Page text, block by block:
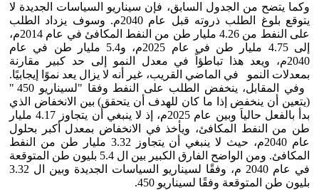
وكما يتضح من الجدول السابق، فإن سيناريو السياسات الجديدة لا
يتوقع بلوغ الطلب ذروته قبل عام 2040م. وسوف يزداد الطلب
على النفط من 4.26 مليار طن من النفط المكافئ في عام 2014م،
إلى 4.75 مليار طن في عام 2025م، و5.4 مليار طن في عام
2040م، ويعد هذا تباطؤاً في معدل النمو إلى حد كبير مقارنة
بمعدلات النمو في الماضي القريب، غير أنه لا يزال يعد نموًا إيجابيًا.
وفي المقابل، ينخفض الطلب على النفط وفقا "لسيناريو 450 "
(يتعين أن ينخفض إذا ما كان للهدف أن يتحقق) بين الانخفاض الذي
بدأ بالفعل حالياَ وبين عام 2025م، إذ لا ينبغي أن يتجاوز 4.17 مليار
طن من النفط المكافئ، ويأخذ في الانخفاض بمعدل أكبر بحلول
عام 2040م، حيث لا ينبغي أن يتجاوز 3.32 مليار طن من النفط
المكافئ. ومن الواضح الفارق الكبير بين ال 5.4 بليون طن المتوقعة
في عام 2040 م، وفقًا لسيناريو السياسات الجديدة وبين ال 3.32
بليون طن المتوقعة وفقًا لسيناريو 450.